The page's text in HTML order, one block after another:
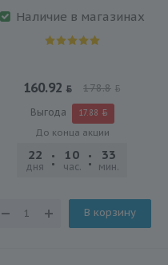
Наличие в магазинах
160.92 178.8
Выгода 17.88
До конца акции
22
дня
10
час.
33
мин.
В корзину